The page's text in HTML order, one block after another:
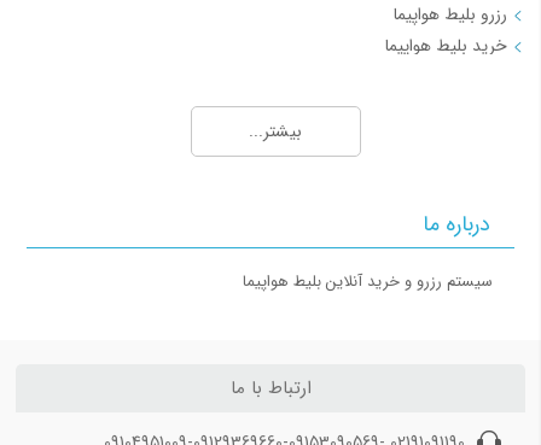
رزرو بلیط هواپیما
خرید بلیط هواپیما
بلیط لحظه آخری چیست؟
بلیط هواپیما در ایران: انواع و ویژگی‌ها
بیشتر...
درباره ما
سیستم رزرو و خرید آنلاین بلیط هواپیما
ارتباط با ما